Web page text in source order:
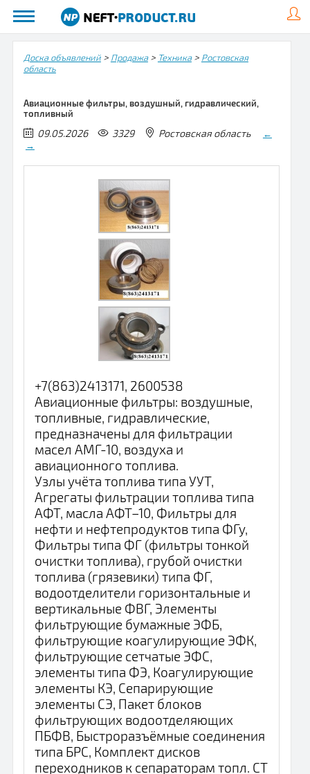
Доска объявлений> Продажа> Техника> Ростовская
область
Авиационные фильтры, воздушный, гидравлический,
топливный
09.05.2026 3329 Ростовская область
←
→
+7(863)2413171, 2600538
Авиационные фильтры: воздушные,
топливные, гидравлические,
предназначены для фильтрации
масел АМГ-10, воздуха и
авиационного топлива.
Узлы учёта топлива типа УУТ,
Агрегаты фильтрации топлива типа
АФТ, масла АФТ–10, Фильтры для
нефти и нефтепродуктов типа ФГу,
Фильтры типа ФГ (фильтры тонкой
очистки топлива), грубой очистки
топлива (грязевики) типа ФГ,
водоотделители горизонтальные и
вертикальные ФВГ, Элементы
фильтрующие бумажные ЭФБ,
фильтрующие коагулирующие ЭФК,
фильтрующие сетчатые ЭФС,
элементы типа ФЭ, Коагулирующие
элементы КЭ, Сепарирующие
элементы СЭ, Пакет блоков
фильтрующих водоотделяющих
ПБФВ, Быстроразъёмные соединения
типа БРС, Комплект дисков
переходников к сепараторам топл. СТ